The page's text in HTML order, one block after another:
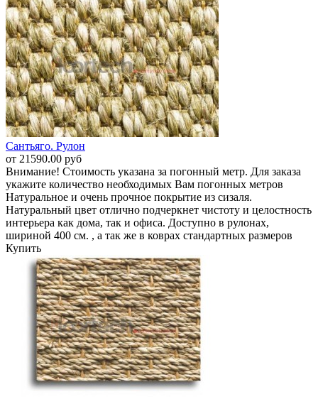
Сантьяго. Рулон
от 21590.00 руб
Внимание! Стоимость указана за погонный метр. Для заказа
укажите количество необходимых Вам погонных метров
Натуральное и очень прочное покрытие из сизаля.
Натуральный цвет отлично подчеркнет чистоту и целостность
интерьера как дома, так и офиса. Доступно в рулонах,
шириной 400 см. , а так же в коврах стандартных размеров
Купить